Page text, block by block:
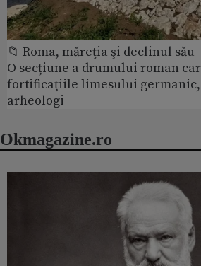
📁 Roma, măreţia şi declinul său
O secțiune a drumului roman
fortificațiile limesului germanic,
arheologi
Okmagazine.ro